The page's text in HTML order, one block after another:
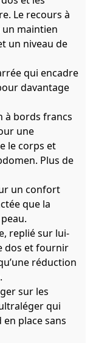
Le recours à
maintien
un niveau de
qui encadre
davantage
à bords francs
une
le corps et
Plus de
un confort
que la
replié sur lui-
dos et fournir
réduction
sur les
qui
place sans